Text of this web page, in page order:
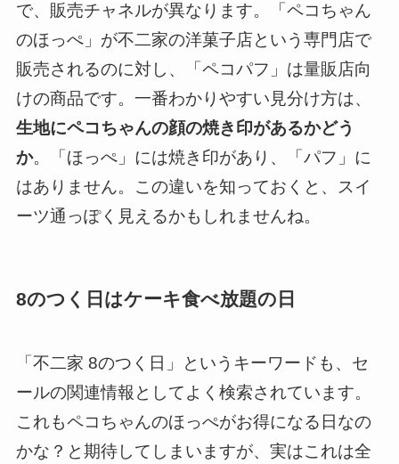
で、販売チャネルが異なります。「ペコちゃん
のほっぺ」が不二家の洋菓子店という専門店で
販売されるのに対し、「ペコパフ」は量販店向
けの商品です。一番わかりやすい見分け方は、
生地にペコちゃんの顔の焼き印があるかどう
か。「ほっぺ」には焼き印があり、「パフ」に
はありません。この違いを知っておくと、スイ
ーツ通っぽく見えるかもしれませんね。
8のつく日はケーキ食べ放題の日
「不二家 8のつく日」というキーワードも、セ
ールの関連情報としてよく検索されています。
これもペコちゃんのほっぺがお得になる日なの
かな？と期待してしまいますが、実はこれは全